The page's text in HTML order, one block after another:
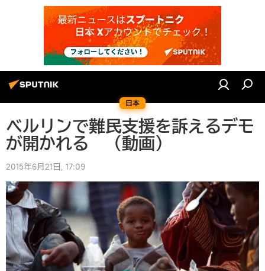
日本
ベルリンで難民支援を訴えるデモ
が開かれる （動画）
2015年6月21日, 17:09